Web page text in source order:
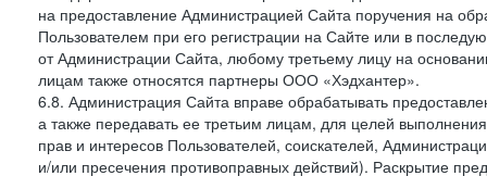
на предоставление Администрацией Сайта поручения на
Пользователем при его регистрации на Сайте или в
от Администрации Сайта, любому третьему лицу на
лицам также относятся партнеры ООО «Хэдхантер».
6.8. Администрация Сайта вправе обрабатывать
а также передавать ее третьим лицам, для целей
прав и интересов Пользователей, соискателей,
и/или пресечения противоправных действий). Раскрытие